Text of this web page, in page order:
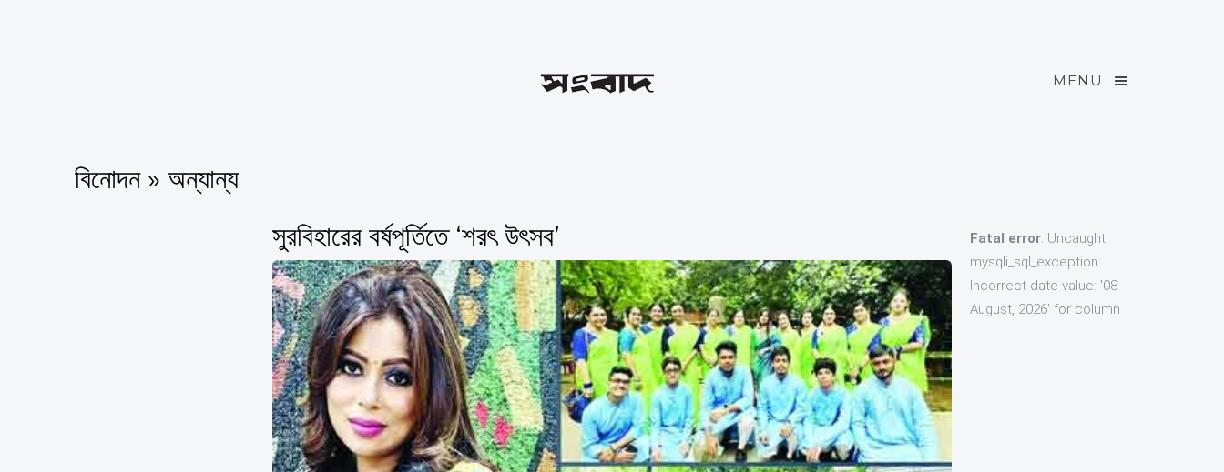
MENU
বিনোদন » অন্যান্য
সুরবিহারের বর্ষপূর্তিতে ‘শরৎ উৎসব’
Fatal error: Uncaught
mysqli_sql_exception:
Incorrect date value: '08
August, 2026' for column